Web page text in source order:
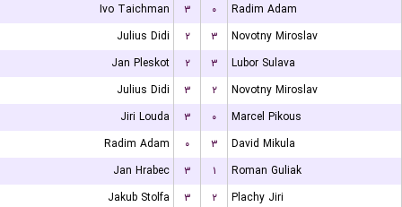
Ivo Taichman
۳ ۰
Radim Adam
Julius Didi
۲ ۳
Novotny Miroslav
Jan Pleskot
۲ ۳
Lubor Sulava
Julius Didi
۳ ۲
Novotny Miroslav
Jiri Louda
۳ ۰
Marcel Pikous
Radim Adam
۰ ۳
David Mikula
Jan Hrabec
۳ ۱
Roman Guliak
Jakub Stolfa
۳ ۲
Plachy Jiri